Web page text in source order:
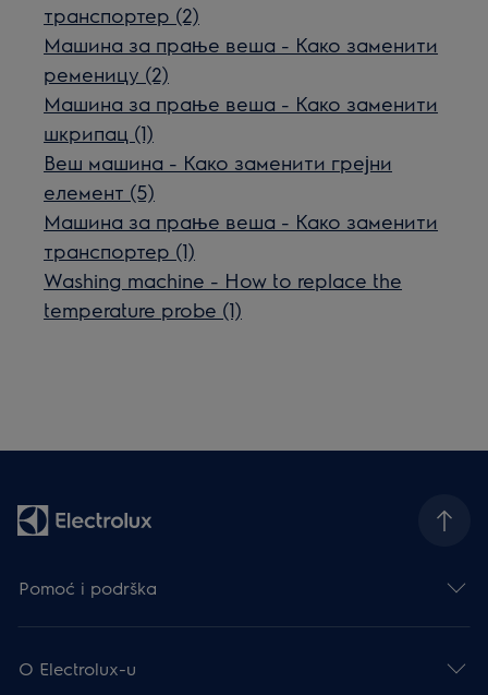
транспортер (2)
Машина за прање веша - Како заменити
ременицу (2)
Машина за прање веша - Како заменити
шкрипац (1)
Веш машина - Како заменити грејни
елемент (5)
Машина за прање веша - Како заменити
транспортер (1)
Washing machine - How to replace the
temperature probe (1)
Pomoć i podrška
O Electrolux-u